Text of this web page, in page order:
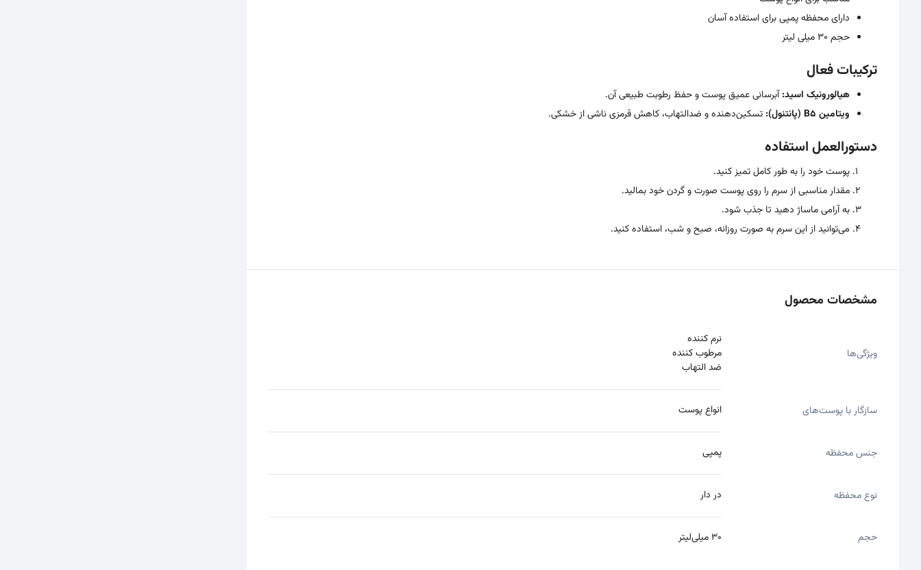
دارای محفظه پمپی برای استفاده آسان
حجم 30 میلی لیتر
ترکیبات فعال
هیالورونیک اسید:آبرسانی عمیق پوست و حفظ رطوبت طبیعی آن.
ویتامین B5 (پانتنول):
تسکین‌دهنده و ضدالتهاب، کاهش قرمزی ناشی از خشکی.
دستورالعمل استفاده
پوست خود را به طور کامل تمیز کنید.
مقدار مناسبی از سرم را روی پوست صورت و گردن خود بمالید.
به آرامی ماساژ دهید تا جذب شود.
می‌توانید از این سرم به صورت روزانه، صبح و شب، استفاده کنید.
مشخصات محصول
ویژگی‌ها
نرم کننده
مرطوب کننده
ضد التهاب
سازگار با پوست‌های انواع پوست
جنس محفظه پمپی
نوع محفظه در دار
حجم 30 میلی‌لیتر